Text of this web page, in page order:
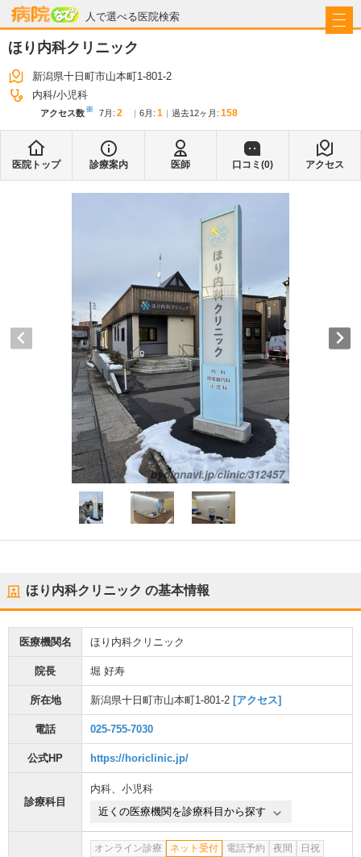
人で選べる医院検索
病院なび
ほり内科クリニック
新潟県十日町市山本町1-801-2
内科 小児科
アクセス数※ 7月 : 2 6月 : 1 過去12ヶ月: 158
医院トップ 診療案内 医師 口コミ(0) アクセス
ほり内科クリニック の基本情報
医療機関名 ほり内科クリニック
院長 堀 好寿
所在地 新潟県十日町市山本町1-801-2 [アクセス]
電話 025-755-7030
公式HP https://horiclinic.jp/
診療科目
内科、 小児科
近くの医療機関を診療科目から探す
オンライン診療 ネット受付 電話予約 夜間
日祝